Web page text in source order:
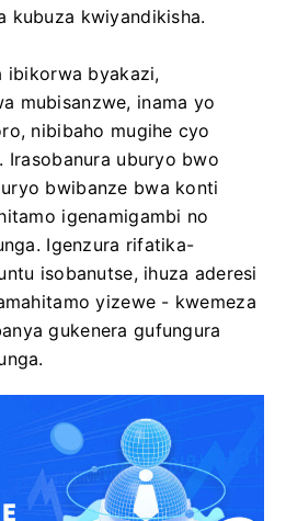
kubuza kwiyandikisha.
ibikorwa byakazi,
mubisanzwe, inama yo
nibibaho mugihe cyo
Irasobanura uburyo bwo
bwibanze bwa konti
igenamigambi no
Igenzura rifatika-
isobanutse, ihuza aderesi
yizewe - kwemeza
gukenera gufungura